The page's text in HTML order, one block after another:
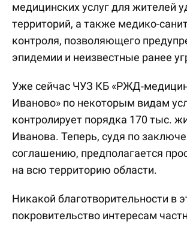
медицинских услуг для жителей
территорий, а также медико-
контроля, позволяющего
эпидемии и неизвестные ранее
Уже сейчас ЧУЗ КБ «РЖД-
Иваново» по некоторым видам
контролирует порядка 170 тыс.
Иванова. Теперь, судя по
соглашению, предполагается
на всю территорию области.
Никакой благотворительности в
покровительство интересам